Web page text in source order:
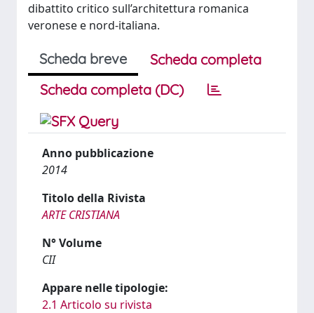
dibattito critico sull’architettura romanica
veronese e nord-italiana.
Scheda breve
Scheda completa
Scheda completa (DC)
Anno pubblicazione
2014
Titolo della Rivista
ARTE CRISTIANA
N° Volume
CII
Appare nelle tipologie:
2.1 Articolo su rivista